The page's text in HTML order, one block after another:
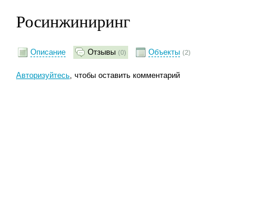
Росинжиниринг
Описание Отзывы (0) Объекты (2)
Авторизуйтесь, чтобы оставить комментарий